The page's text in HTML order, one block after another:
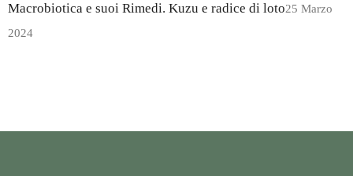
Macrobiotica e suoi Rimedi. Kuzu e radice di loto25 Marzo
2024